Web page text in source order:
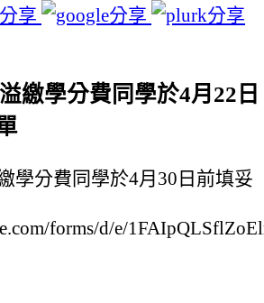
繳學分費同學於4月22日
學分費同學於4月30日前填妥
forms/d/e/